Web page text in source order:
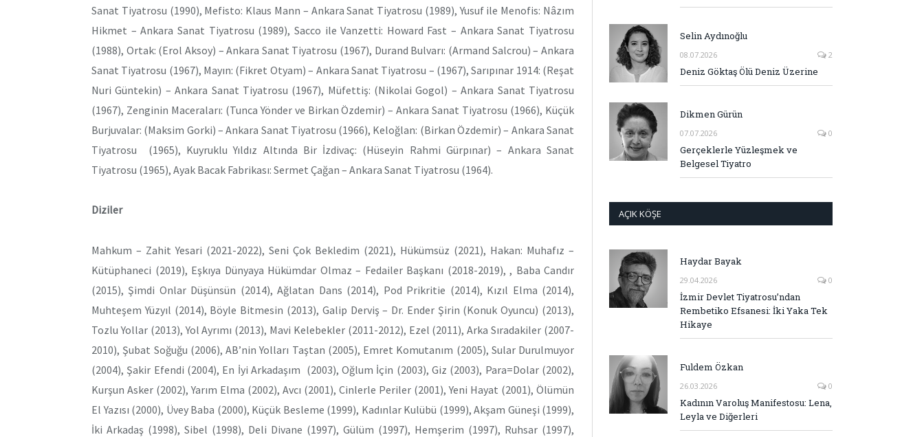
Sanat Tiyatrosu (1990), Mefisto: Klaus Mann – Ankara Sanat Tiyatrosu (1989), Yusuf ile Menofis: Nâzım
Hikmet – Ankara Sanat Tiyatrosu (1989), Sacco ile Vanzetti: Howard Fast – Ankara Sanat Tiyatrosu
(1988), Ortak: (Erol Aksoy) – Ankara Sanat Tiyatrosu (1967), Durand Bulvarı: (Armand Salcrou) – Ankara
Sanat Tiyatrosu (1967), Mayın: (Fikret Otyam) – Ankara Sanat Tiyatrosu – (1967), Sarıpınar 1914: (Reşat
Nuri Güntekin) – Ankara Sanat Tiyatrosu (1967), Müfettiş: (Nikolai Gogol) – Ankara Sanat Tiyatrosu
(1967), Zenginin Maceraları: (Tunca Yönder ve Birkan Özdemir) – Ankara Sanat Tiyatrosu (1966), Küçük
Burjuvalar: (Maksim Gorki) – Ankara Sanat Tiyatrosu (1966), Keloğlan: (Birkan Özdemir) – Ankara Sanat
Tiyatrosu (1965), Kuyruklu Yıldız Altında Bir İzdivaç: (Hüseyin Rahmi Gürpınar) – Ankara Sanat
Tiyatrosu (1965), Ayak Bacak Fabrikası: Sermet Çağan – Ankara Sanat Tiyatrosu (1964).
Diziler
Mahkum – Zahit Yesari (2021-2022), Seni Çok Bekledim (2021), Hükümsüz (2021), Hakan: Muhafız –
Kütüphaneci (2019), Eşkıya Dünyaya Hükümdar Olmaz – Fedailer Başkanı (2018-2019), , Baba Candır
(2015), Şimdi Onlar Düşünsün (2014), Ağlatan Dans (2014), Pod Prikritie (2014), Kızıl Elma (2014),
Muhteşem Yüzyıl (2014), Böyle Bitmesin (2013), Galip Derviş – Dr. Ender Şirin (Konuk Oyuncu) (2013),
Tozlu Yollar (2013), Yol Ayrımı (2013), Mavi Kelebekler (2011-2012), Ezel (2011), Arka Sıradakiler (2007-
2010), Şubat Soğuğu (2006), AB’nin Yolları Taştan (2005), Emret Komutanım (2005), Sular Durulmuyor
(2004), Şakir Efendi (2004), En İyi Arkadaşım (2003), Oğlum İçin (2003), Giz (2003), Para=Dolar (2002),
Kurşun Asker (2002), Yarım Elma (2002), Avcı (2001), Cinlerle Periler (2001), Yeni Hayat (2001), Ölümün
El Yazısı (2000), Üvey Baba (2000), Küçük Besleme (1999), Kadınlar Kulübü (1999), Akşam Güneşi (1999),
İki Arkadaş (1998), Sibel (1998), Deli Divane (1997), Gülüm (1997), Hemşerim (1997), Ruhsar (1997),
Selin Aydınoğlu
08.07.2026 2
Deniz Göktaş Ölü Deniz Üzerine
Dikmen Gürün
07.07.2026 0
Gerçeklerle Yüzleşmek ve
Belgesel Tiyatro
AÇIK KÖŞE
Haydar Bayak
29.04.2026 0
İzmir Devlet Tiyatrosu’ndan
Rembetiko Efsanesi: İki Yaka Tek
Hikaye
Fuldem Özkan
26.03.2026 0
Kadının Varoluş Manifestosu: Lena,
Leyla ve Diğerleri